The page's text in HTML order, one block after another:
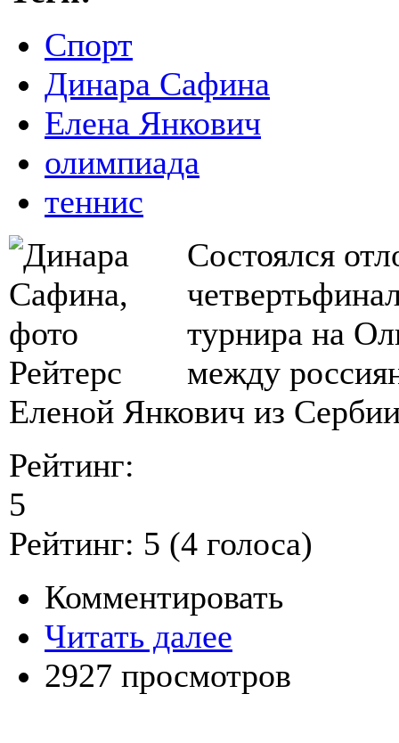
Спорт
Динара Сафина
Елена Янкович
олимпиада
теннис
Состоялся
турнира на
между
Еленой Янкович из
Рейтинг:
5
Рейтинг: 5 (4 голоса)
Комментировать
Читать далее
2927 просмотров